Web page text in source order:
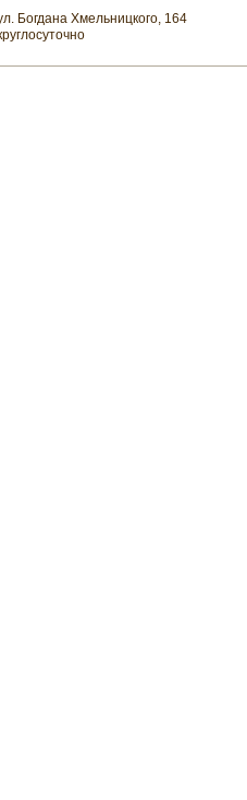
Богдана Хмельницкого, 164